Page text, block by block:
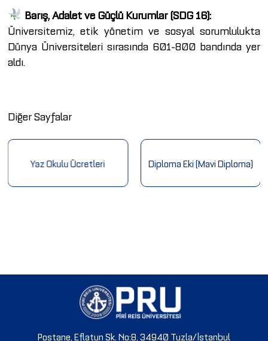
Barış, Adalet ve Güçlü Kurumlar (SDG 16):
Üniversitemiz, etik yönetim ve sosyal sorumlulukta
Dünya Üniversiteleri sırasında 601-800 bandında yer
aldı.
Diğer Sayfalar
Yaz Okulu Ücretleri Diploma Eki (Mavi Diploma)
Postane, Eflatun Sk. No:8, 34940 Tuzla/İstanbul